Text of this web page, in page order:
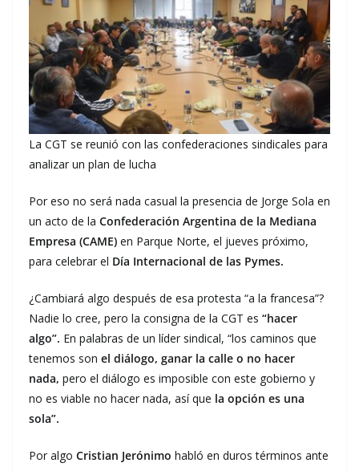
La CGT se reunió con las confederaciones sindicales para
analizar un plan de lucha
Por eso no será nada casual la presencia de Jorge Sola en
un acto de la Confederación Argentina de la Mediana
Empresa (CAME) en Parque Norte, el jueves próximo,
para celebrar el Día Internacional de las Pymes.
¿Cambiará algo después de esa protesta “a la francesa”?
Nadie lo cree, pero la consigna de la CGT es “hacer
algo”. En palabras de un líder sindical, “los caminos que
tenemos son el diálogo, ganar la calle o no hacer
nada, pero el diálogo es imposible con este gobierno y
no es viable no hacer nada, así que la opción es una
sola”.
Por algo Cristian Jerónimo habló en duros términos ante